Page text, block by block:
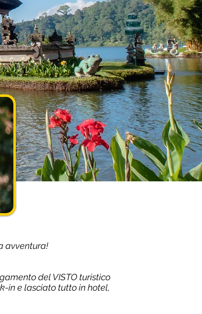
avventura!
del VISTO turistico
in e lasciato tutto in hotel,